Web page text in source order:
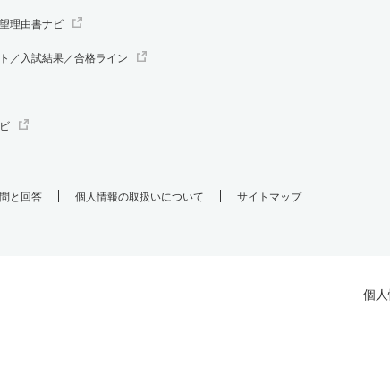
理由書ナビ
／入試結果／合格ライン
と回答 個人情報の取扱いについて サイトマップ
個